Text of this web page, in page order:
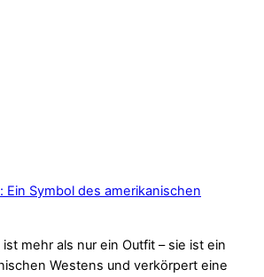
Ein Symbol des amerikanischen
mehr als nur ein Outfit – sie ist ein
Westens und verkörpert eine